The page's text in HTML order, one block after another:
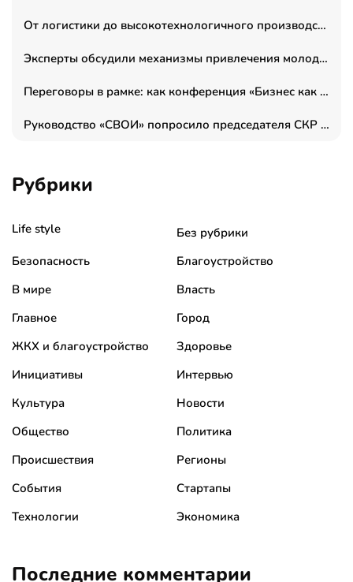
От логистики до высокотехнологичного производства: как основатель “гагаринга” выстраивает экосистему безопасности и гражданских БПЛА
Эксперты обсудили механизмы привлечения молодых специалистов в промышленные города
Переговоры в рамке: как конференция «Бизнес как искусство» переформатирует деловой этикет в стенах ТПП РФ
Руководство «СВОИ» попросило председателя СКР дать правовую оценку обысков в тыловом штабе
Рубрики
Life style
Без рубрики
Безопасность
Благоустройство
В мире
Власть
Главное
Город
ЖКХ и благоустройство
Здоровье
Инициативы
Интервью
Культура
Новости
Общество
Политика
Происшествия
Регионы
События
Стартапы
Технологии
Экономика
Последние комментарии